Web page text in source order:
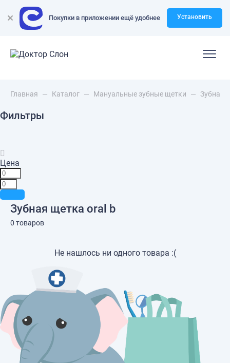
Покупки в приложении ещё удобнее Установить
Главная — Каталог — Мануальные зубные щетки — Зубная
Фильтры
Цена
Зубная щетка oral b
0 товаров
Не нашлось ни одного товара :(